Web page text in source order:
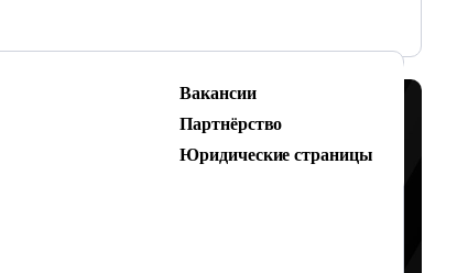
Разработка поддержка
Техническая поддержка сайтов
Вакансии
Партнёрство
Юридические страницы